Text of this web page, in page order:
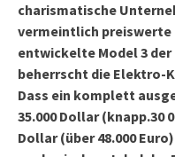
charismatische
vermeintlich preiswerte
entwickelte Model 3
beherrscht die Elektro-
Dass ein komplett
35.000 Dollar (knapp.30
Dollar (über 48.000